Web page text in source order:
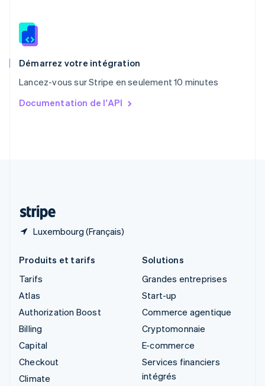
Démarrez votre intégration
Lancez-vous sur Stripe en seulement 10 minutes
Documentation de l'API
Luxembourg (Français)
Roumanie
Royaume-Uni
English
English简体中文
English
Produits et tarifs
Tarifs
Atlas
Authorization Boost
Billing
Capital
Checkout
Climate
Solutions
Grandes entreprises
Start-up
Commerce agentique
Cryptomonnaie
E-commerce
Services financiers
intégrés